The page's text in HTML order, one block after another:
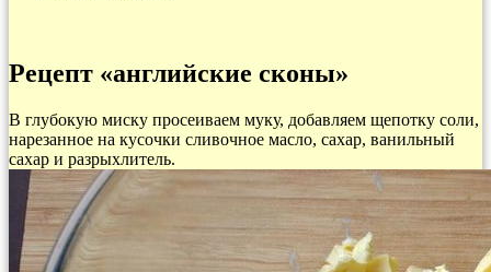
Рецепт «английские сконы»
В глубокую миску просеиваем муку, добавляем щепотку соли,
нарезанное на кусочки сливочное масло, сахар, ванильный
сахар и разрыхлитель.